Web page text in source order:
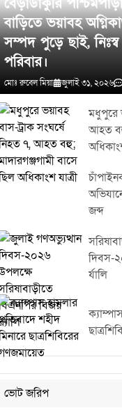
কারণ উদঘাটন করে
বাড়িতে ভয়াবহ
সম্পদ পুড়ে ছাই, নিঃস্ব
পরিবার।
মোঃ রুবেল মিয়া জুলাই ৩১, ২০২৬
মধুপুরে
আহত
জব্দ
দিবস-
র্যালি
ভোট জরিপ